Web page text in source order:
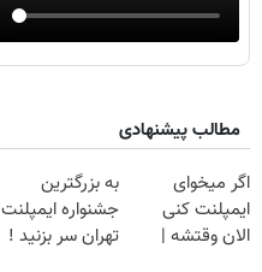
مطالب پیشنهادی
اگر میخوای
ایمپلنت کنی
الان وقتشه |
به بزرگترین
جشنواره ایمپلنت
تهران سر بزنید !